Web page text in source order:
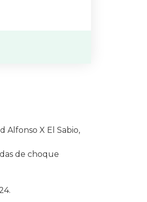
Alfonso X El Sabio,
de choque